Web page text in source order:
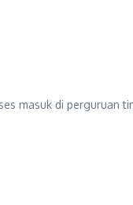
masuk di perguruan